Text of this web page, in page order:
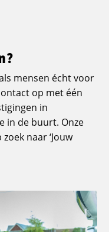
mensen écht voor
op met één
in
in de buurt. Onze
naar ‘Jouw